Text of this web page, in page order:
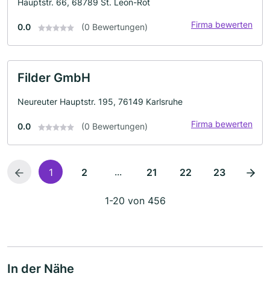
Hauptstr. 66, 68789 St. Leon-Rot
0.0 (0 Bewertungen) Firma bewerten
Filder GmbH
Neureuter Hauptstr. 195, 76149 Karlsruhe
0.0 (0 Bewertungen) Firma bewerten
1 2 ... 21 22 23
1-20 von 456
In der Nähe